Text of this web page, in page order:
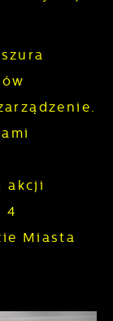
akcji
4
Miasta
oraz
w